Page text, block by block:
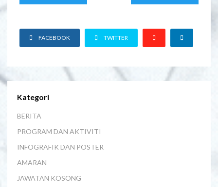
FACEBOOK TWITTER
Kategori
BERITA
PROGRAM DAN AKTIVITI
INFOGRAFIK DAN POSTER
AMARAN
JAWATAN KOSONG